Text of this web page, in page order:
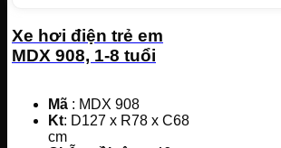
Xe hơi điện trẻ em
MDX 908, 1-8 tuổi
Mã : MDX 908
Kt: D127 x R78 x C68
cm